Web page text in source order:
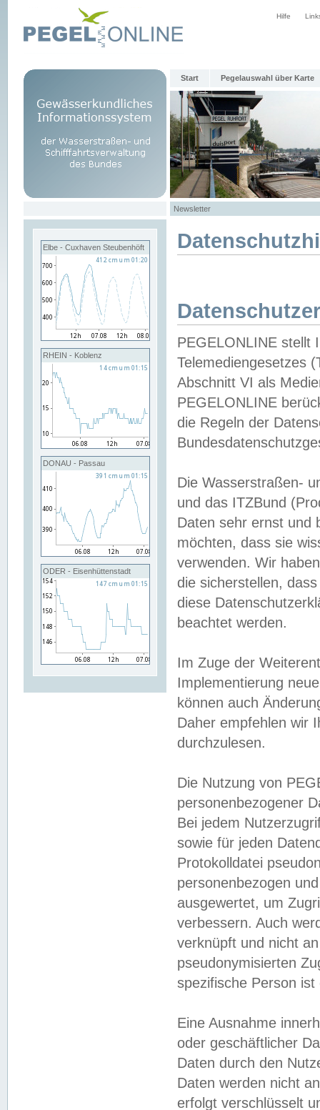
Hilfe
Start Pegelauswahl über Karte
Newsletter
Elbe - Cuxhaven Steubenhöft
RHEIN - Koblenz
DONAU - Passau
ODER - Eisenhüttenstadt
PEGELONLINE stellt
Telemediengesetzes
Abschnitt VI als
PEGELONLINE
die Regeln der
Die Wasserstraßen-
und das ITZBund
Daten sehr ernst und
möchten, dass sie
verwenden. Wir
die sicherstellen,
diese
beachtet werden.
Im Zuge der
Implementierung
können auch
Daher empfehlen wir
durchzulesen.
Die Nutzung von
personenbezogener
Bei jedem
sowie für jeden
Protokolldatei
personenbezogen
ausgewertet, um
verbessern. Auch
verknüpft und nicht
pseudonymisierten
spezifische Person
Eine Ausnahme
oder geschäftlicher
Daten durch den
Daten werden nicht
erfolgt verschlüsselt